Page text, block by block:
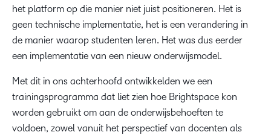
het platform op die manier niet juist positioneren. Het is
geen technische implementatie, het is een verandering in
de manier waarop studenten leren. Het was dus eerder
een implementatie van een nieuw onderwijsmodel.
Met dit in ons achterhoofd ontwikkelden we een
trainingsprogramma dat liet zien hoe Brightspace kon
worden gebruikt om aan de onderwijsbehoeften te
voldoen, zowel vanuit het perspectief van docenten als